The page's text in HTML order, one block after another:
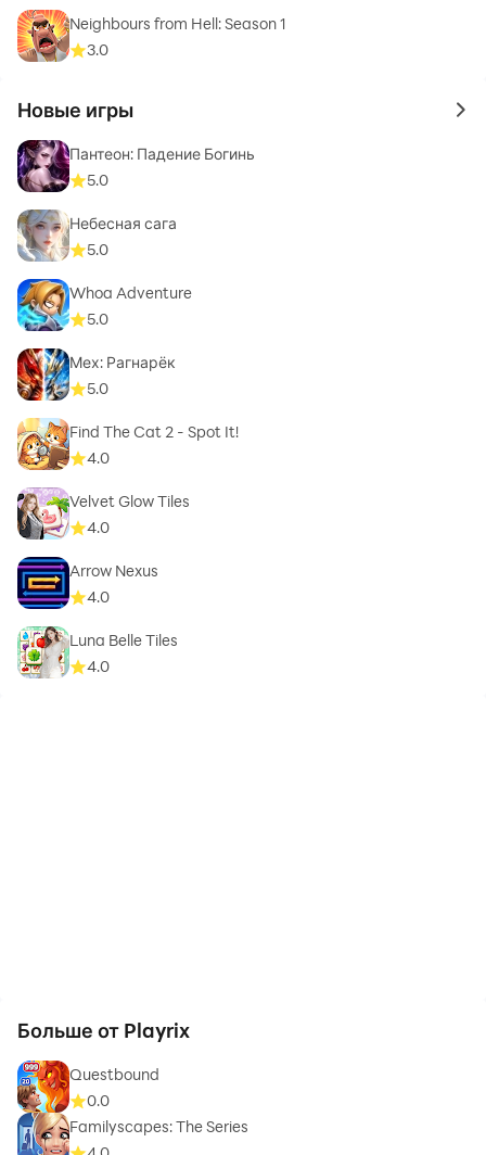
Neighbours from Hell: Season 1
3.0
Новые игры to
Пантеон: Падение Богинь
5.0
Небесная сага
5.0
Whoa Adventure
5.0
Мех: Рагнарёк
5.0
Find The Cat 2 - Spot It!
4.0
Velvet Glow Tiles
4.0
Arrow Nexus
4.0
Luna Belle Tiles
4.0
Больше от Playrix
Questbound
0.0
Familyscapes: The Series